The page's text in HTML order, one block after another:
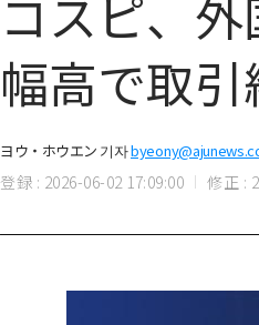
コスピ、
幅高で取
ヨウ・ホウエン 기자
登録 : 2026-06-02 17:09:00 修正 :